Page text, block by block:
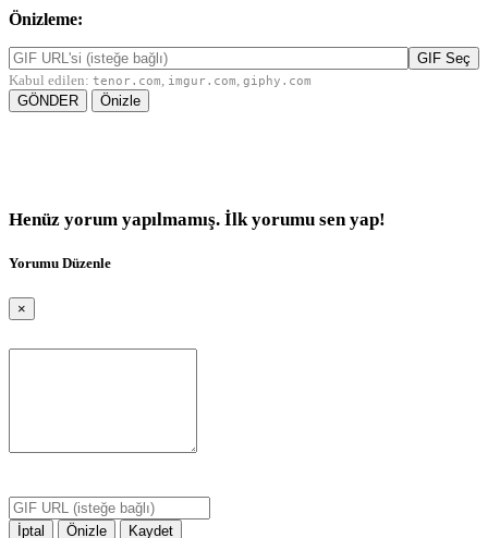
Önizleme:
GIF Seç
Kabul edilen: tenor.com, imgur.com, giphy.com
Önizle
Henüz yorum yapılmamış. İlk yorumu sen yap!
Yorumu Düzenle
×
İptal Önizle Kaydet